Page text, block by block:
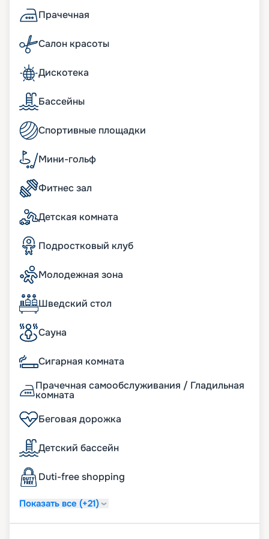
Майами. Вы можете купить путевку онлайн
прямо сейчас, изучив на нашем сайте план
теплохода, схемы палуб, описание кают, фото
интерьеров. Выбирайте побережье Америки,
предлагаем нашим клиентам воспользоваться
услугой раннего бронирования, чтобы у них
была возможность приобрести лучшие путевки.
Также вы можете заранее познакомиться с
обзорами экскурсий, чтобы выбрать для себя
самые интересные варианты.
Прачечная
Салон красоты
Дискотека
Бассейны
Спортивные площадки
Мини-гольф
Фитнес зал
Детская комната
Подростковый клуб
Молодежная зона
Шведский стол
Сауна
Сигарная комната
Прачечная самообслуживания / Гладильная
комната
Беговая дорожка
Детский бассейн
Duti-free shopping
Показать все (+21)